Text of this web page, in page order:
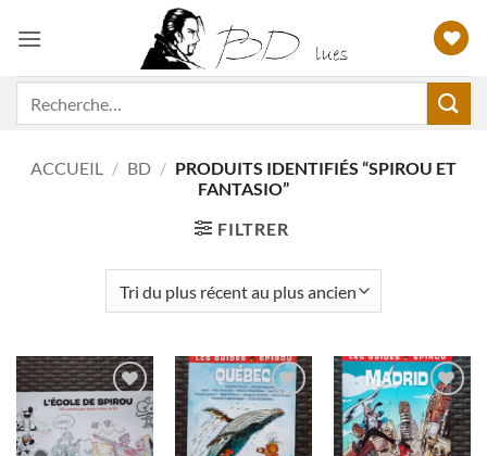
ACCUEIL / BD / PRODUITS IDENTIFIÉS “SPIROU ET
FANTASIO”
FILTRER
Ajouter
à ma
Ajouter
à ma
Ajouter
à ma